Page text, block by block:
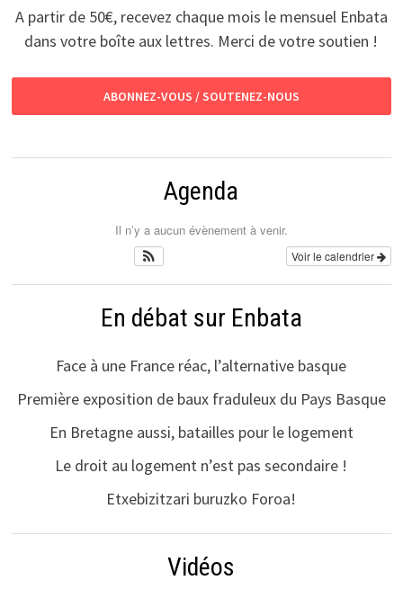
A partir de 50€, recevez chaque mois le mensuel Enbata
dans votre boîte aux lettres. Merci de votre soutien !
ABONNEZ-VOUS / SOUTENEZ-NOUS
Agenda
Il n’y a aucun évènement à venir.
Voir le calendrier
En débat sur Enbata
Face à une France réac, l’alternative basque
Première exposition de baux fraduleux du Pays Basque
En Bretagne aussi, batailles pour le logement
Le droit au logement n’est pas secondaire !
Etxebizitzari buruzko Foroa!
Vidéos